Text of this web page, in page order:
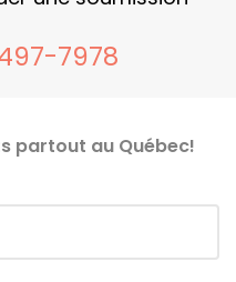
7978
partout au Québec!